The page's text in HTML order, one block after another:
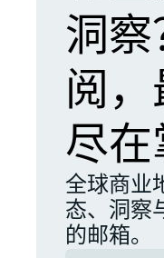
洞
阅
尽在
全球商业
态、洞察
的邮箱。